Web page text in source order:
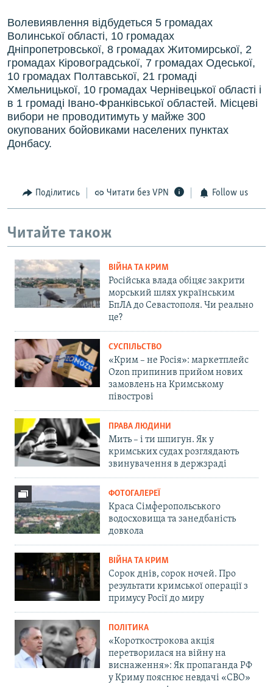
Волевиявлення відбудеться 5 громадах
Волинської області, 10 громадах
Дніпропетровської, 8 громадах Житомирської, 2
громадах Кіровоградської, 7 громадах Одеської,
10 громадах Полтавської, 21 громаді
Хмельницької, 10 громадах Чернівецької області і
в 1 громаді Івано-Франківської областей. Місцеві
вибори не проводитимуть у майже 300
окупованих бойовиками населених пунктах
Донбасу.
Поділитись Читати без VPN Follow us
Читайте також
ВІЙНА ТА КРИМ
Російська влада обіцяє закрити
морський шлях українським
БпЛА до Севастополя. Чи реально
це?
СУСПІЛЬСТВО
«Крим – не Росія»: маркетплейс
Ozon припинив прийом нових
замовлень на Кримському
півострові
ПРАВА ЛЮДИНИ
Мить – і ти шпигун. Як у
кримських судах розглядають
звинувачення в держзраді
ФОТОГАЛЕРЕЇ
Краса Сімферопольського
водосховища та занедбаність
довкола
ВІЙНА ТА КРИМ
Сорок днів, сорок ночей. Про
результати кримської операції з
примусу Росії до миру
ПОЛІТИКА
«Короткострокова акція
перетворилася на війну на
виснаження»: Як пропаганда РФ
у Криму пояснює невдачі «СВО»